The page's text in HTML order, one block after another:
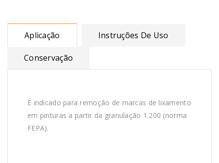
Aplicação Instruções De Uso
Conservação
É indicado para remoção de marcas de lixamento
em pinturas a partir da granulação 1.200 (norma
FEPA).